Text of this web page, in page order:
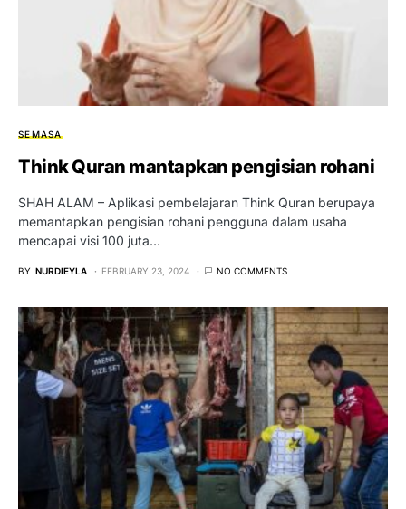
SEMASA
Think Quran mantapkan pengisian rohani
SHAH ALAM – Aplikasi pembelajaran Think Quran berupaya
memantapkan pengisian rohani pengguna dalam usaha
mencapai visi 100 juta…
BY NURDIEYLA FEBRUARY 23, 2024 NO COMMENTS